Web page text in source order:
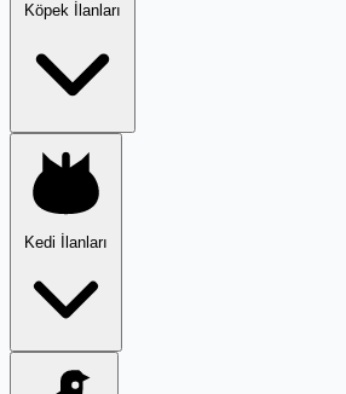
Köpek İlanları
Kedi İlanları